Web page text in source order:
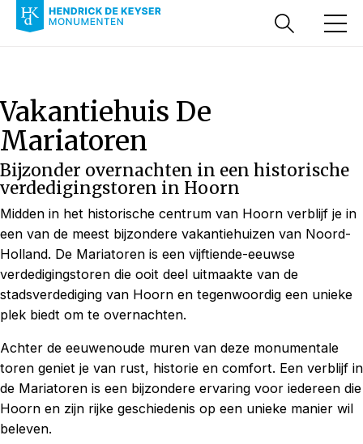
Vakantiehuis De
Mariatoren
Bijzonder overnachten in een historische
verdedigingstoren in Hoorn
Midden in het historische centrum van Hoorn verblijf je in
een van de meest bijzondere vakantiehuizen van Noord-
Holland. De Mariatoren is een vijftiende-eeuwse
verdedigingstoren die ooit deel uitmaakte van de
stadsverdediging van Hoorn en tegenwoordig een unieke
plek biedt om te overnachten.
Achter de eeuwenoude muren van deze monumentale
toren geniet je van rust, historie en comfort. Een verblijf in
de Mariatoren is een bijzondere ervaring voor iedereen die
Hoorn en zijn rijke geschiedenis op een unieke manier wil
beleven.